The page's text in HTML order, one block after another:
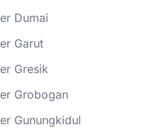
Dumai
Garut
Gresik
Grobogan
Gunungkidul